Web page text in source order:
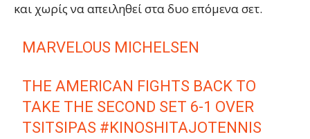
και χωρίς να απειληθεί στα δυο επόμενα σετ.
MARVELOUS MICHELSEN
THE AMERICAN FIGHTS BACK TO
TAKE THE SECOND SET 6-1 OVER
TSITSIPAS #KINOSHITAJOTENNIS